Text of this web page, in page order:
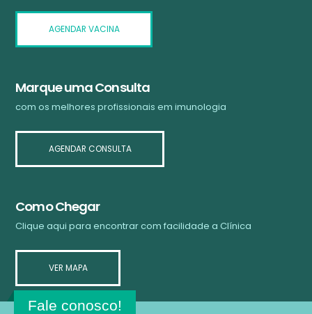
AGENDAR VACINA
Marque uma Consulta
com os melhores profissionais em imunologia
AGENDAR CONSULTA
Como Chegar
Clique aqui para encontrar com facilidade a Clínica
VER MAPA
Fale conosco!